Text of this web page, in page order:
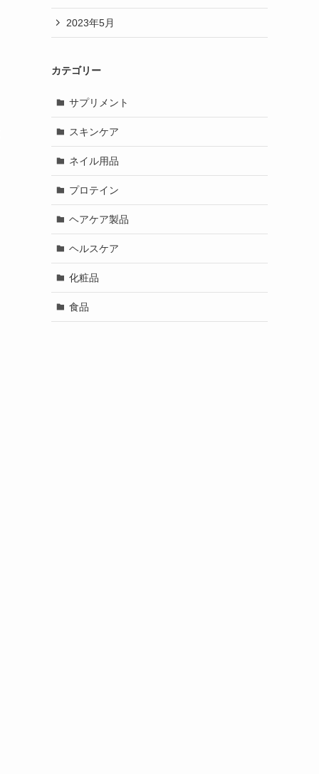
2023年5月
カテゴリー
サプリメント
スキンケア
ネイル用品
プロテイン
ヘアケア製品
ヘルスケア
化粧品
食品